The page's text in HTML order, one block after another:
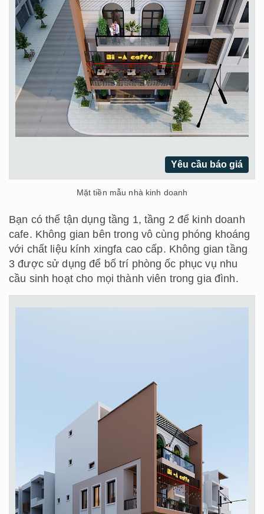
Yêu cầu báo giá
Mặt tiền mẫu nhà kinh doanh
Bạn có thể tận dụng tầng 1, tầng 2 để kinh doanh
cafe. Không gian bên trong vô cùng phóng khoáng
với chất liệu kính xingfa cao cấp. Không gian tầng
3 được sử dụng để bố trí phòng ốc phục vụ nhu
cầu sinh hoạt cho mọi thành viên trong gia đình.